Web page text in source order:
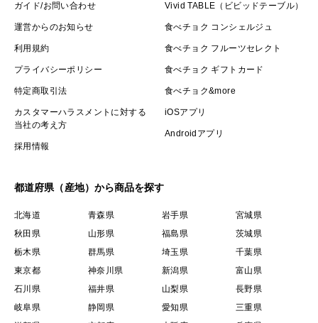
ガイド/お問い合わせ
運営からのお知らせ
利用規約
プライバシーポリシー
特定商取引法
カスタマーハラスメントに対する
当社の考え方
採用情報
Vivid TABLE（ビビッドテーブル）
食べチョク コンシェルジュ
食べチョク フルーツセレクト
食べチョク ギフトカード
食べチョク&more
iOSアプリ
Androidアプリ
都道府県（産地）から商品を探す
北海道 青森県 岩手県
宮城県
秋田県
山形県 福島県
茨城県
栃木県
群馬県 埼玉県
千葉県
東京都
神奈川県 新潟県
富山県
石川県
福井県 山梨県
長野県
岐阜県
静岡県 愛知県
三重県